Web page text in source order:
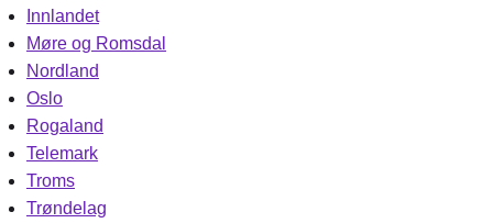
Innlandet
Møre og Romsdal
Nordland
Oslo
Rogaland
Telemark
Troms
Trøndelag